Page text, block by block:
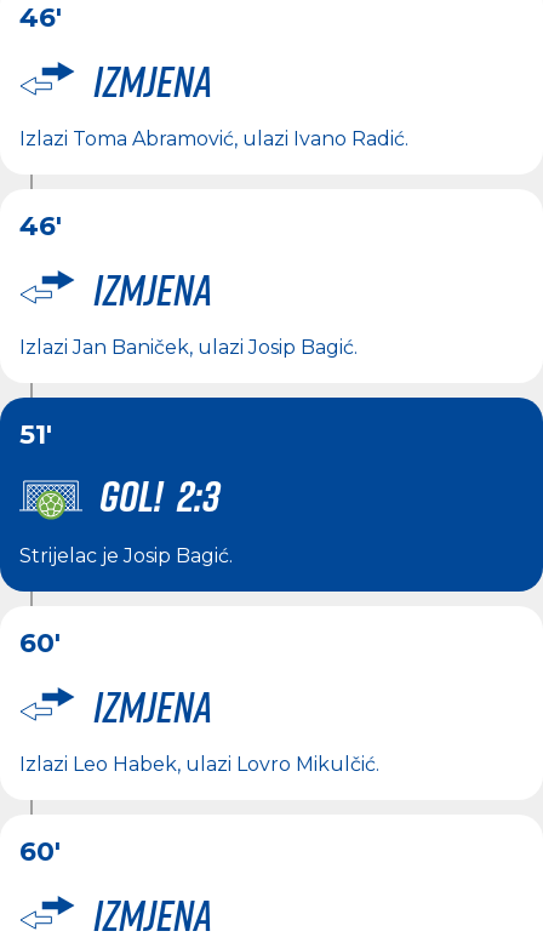
46'
Izmjena
Izlazi Toma Abramović, ulazi Ivano Radić.
46'
Izmjena
IzlaziJan Baniček, ulaziJosip Bagić.
51'
GOL! 2:3
Strijelac jeJosip Bagić.
60'
Izmjena
Izlazi Leo Habek, ulazi Lovro Mikulčić.
60'
Izmjena